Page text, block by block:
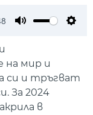
на мир и
си и тръгват
За 2024
в